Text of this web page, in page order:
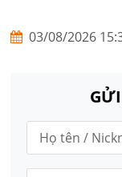
03/08/2026